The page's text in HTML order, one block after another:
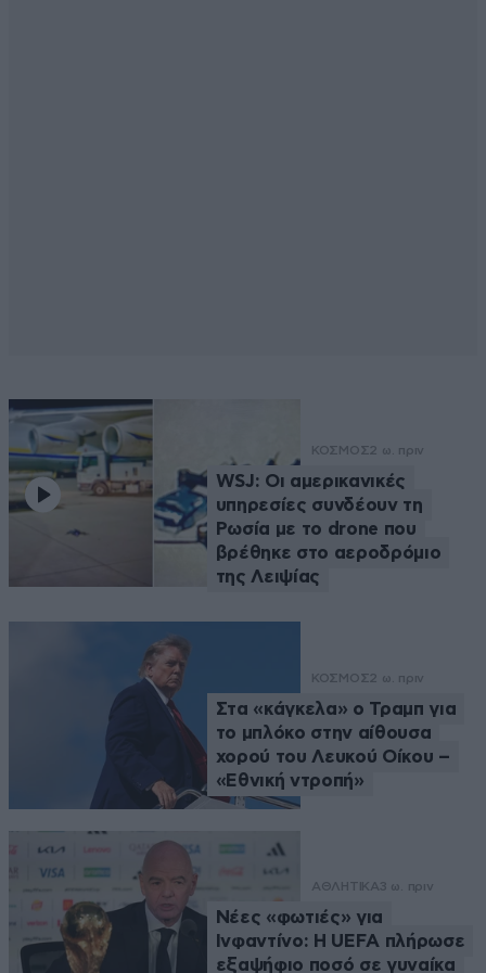
ΚΟΣΜΟΣ2 ω. πριν
WSJ: Οι αμερικανικές
υπηρεσίες συνδέουν τη
Ρωσία με το drone που
βρέθηκε στο αεροδρόμιο
της Λειψίας
ΚΟΣΜΟΣ2 ω. πριν
Στα «κάγκελα» ο Τραμπ για
το μπλόκο στην αίθουσα
χορού του Λευκού Οίκου –
«Εθνική ντροπή»
ΑΘΛΗΤΙΚΑ3 ω. πριν
Νέες «φωτιές» για
Ινφαντίνο: Η UEFA πλήρωσε
εξαψήφιο ποσό σε γυναίκα